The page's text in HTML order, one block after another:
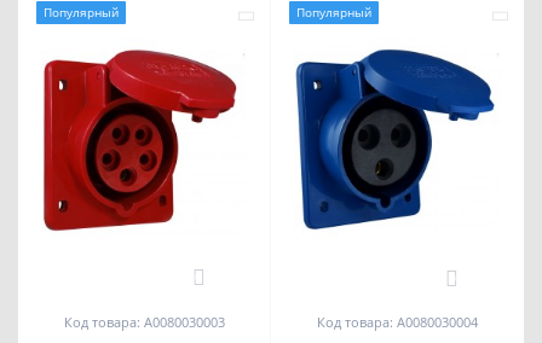
Популярный
Код товара: A0080030003
Популярный
Код товара: A0080030004